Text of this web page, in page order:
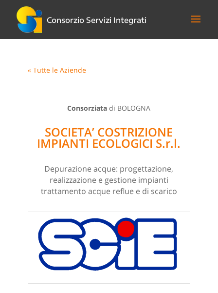
Consorzio Servizi Integrati
« Tutte le Aziende
Consorziata di BOLOGNA
SOCIETA’ COSTRIZIONE
IMPIANTI ECOLOGICI S.r.l.
Depurazione acque: progettazione,
realizzazione e gestione impianti
trattamento acque reflue e di scarico